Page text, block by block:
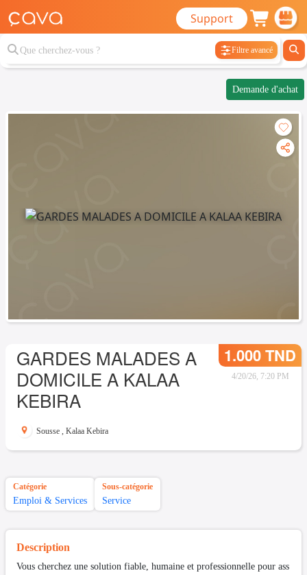
Support
Filtre avancé
Demande d'achat
GARDES MALADES A
DOMICILE A KALAA
KEBIRA
1.000 TND
4/20/26, 7:20 PM
Sousse , Kalaa Kebira
Catégorie
Emploi & Services
Sous-catégorie
Service
Description
Vous cherchez une solution fiable, humaine et professionnelle pour ass